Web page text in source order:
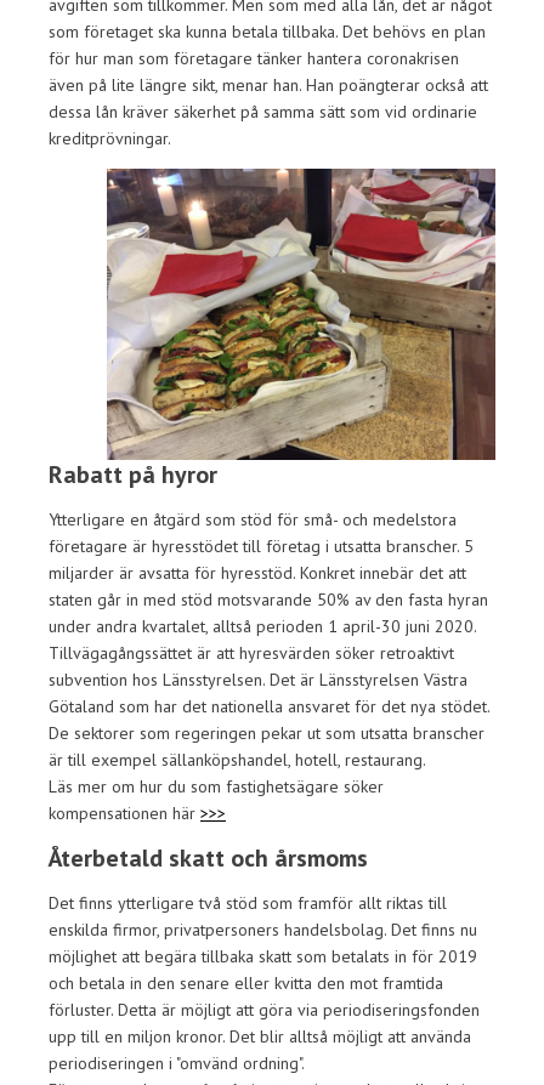
avgiften som tillkommer. Men som med alla lån, det är något
som företaget ska kunna betala tillbaka. Det behövs en plan
för hur man som företagare tänker hantera coronakrisen
även på lite längre sikt, menar han. Han poängterar också att
dessa lån kräver säkerhet på samma sätt som vid ordinarie
kreditprövningar.
Rabatt på hyror
Ytterligare en åtgärd som stöd för små- och medelstora
företagare är hyresstödet till företag i utsatta branscher. 5
miljarder är avsatta för hyresstöd. Konkret innebär det att
staten går in med stöd motsvarande 50% av den fasta hyran
under andra kvartalet, alltså perioden 1 april-30 juni 2020.
Tillvägagångssättet är att hyresvärden söker retroaktivt
subvention hos Länsstyrelsen. Det är Länsstyrelsen Västra
Götaland som har det nationella ansvaret för det nya stödet.
De sektorer som regeringen pekar ut som utsatta branscher
är till exempel sällanköpshandel, hotell, restaurang.
Läs mer om hur du som fastighetsägare söker
kompensationen här >>>
Återbetald skatt och årsmoms
Det finns ytterligare två stöd som framför allt riktas till
enskilda firmor, privatpersoners handelsbolag. Det finns nu
möjlighet att begära tillbaka skatt som betalats in för 2019
och betala in den senare eller kvitta den mot framtida
förluster. Detta är möjligt att göra via periodiseringsfonden
upp till en miljon kronor. Det blir alltså möjligt att använda
periodiseringen i "omvänd ordning".